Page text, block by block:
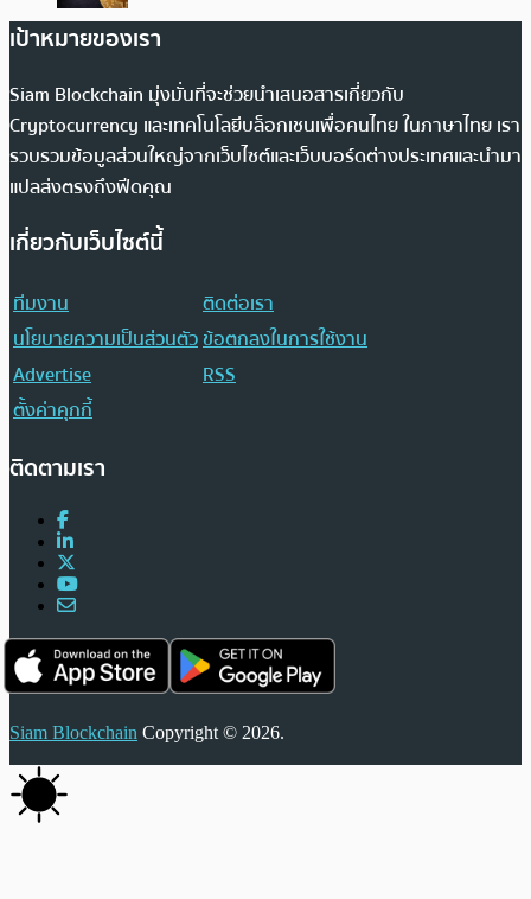
เป้าหมายของเรา
Siam Blockchain มุ่งมั่นที่จะช่วยนำเสนอสารเกี่ยวกับ
Cryptocurrency และเทคโนโลยีบล็อกเชนเพื่อคนไทย ในภาษาไทย เรา
รวบรวมข้อมูลส่วนใหญ่จากเว็บไซต์และเว็บบอร์ดต่างประเทศและนำมา
แปลส่งตรงถึงฟีดคุณ
เกี่ยวกับเว็บไซต์นี้
ทีมงาน
ติดต่อเรา
นโยบายความเป็นส่วนตัวข้อตกลงในการใช้งาน
Advertise
RSS
ตั้งค่าคุกกี้
ติดตามเรา
Siam Blockchain Copyright © 2026.